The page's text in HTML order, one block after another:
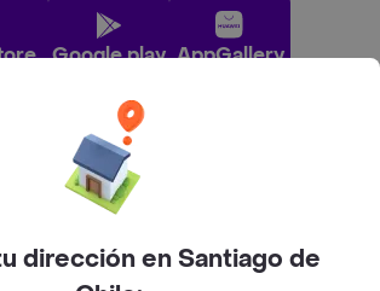
Google play AppGallery
favorita cerca de ti
dirección en Santiago de